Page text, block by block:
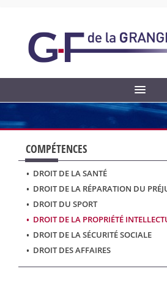
COMPÉTENCES
• DROIT DE LA SANTÉ
• DROIT DE LA RÉPARATION DU
• DROIT DU SPORT
• DROIT DE LA PROPRIÉTÉ
• DROIT DE LA SÉCURITÉ SOCIALE
• DROIT DES AFFAIRES